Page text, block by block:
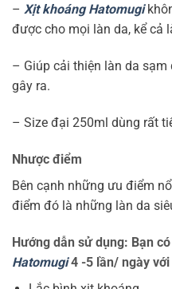
– Xịt khoáng Hatomugi
được cho mọi làn da, kể cả
– Giúp cải thiện làn da
gây ra.
– Size đại 250ml dùng rất
Nhược điểm
Bên cạnh những ưu điểm
điểm đó là những làn da
Hướng dẫn sử dụng: Bạn
Hatomugi 4 -5 lần/ ngày